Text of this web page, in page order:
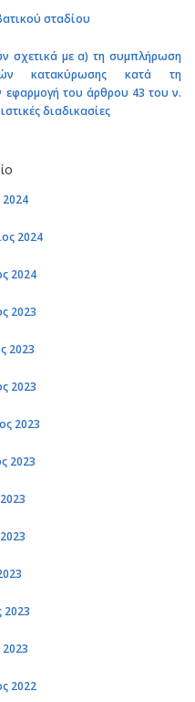
σταδίου
σχετικά με α) τη συμπλήρωση
κατακύρωσης κατά τη
εφαρμογή του άρθρου 43 του ν.
διαδικασίες
2024
2024
2023
2023
2023
2023
2023
2023
2022